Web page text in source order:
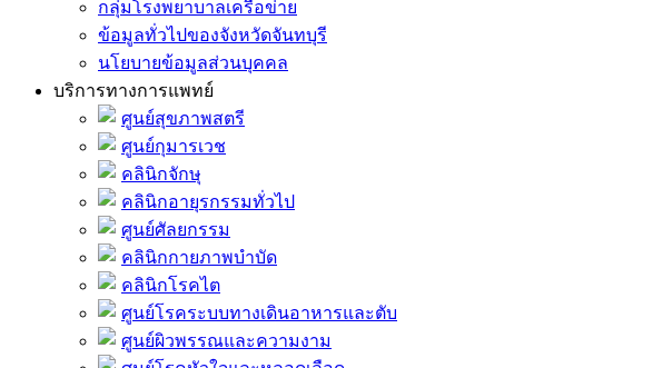
กลุ่มโรงพยาบาลเครือข่าย
ข้อมูลทั่วไปของจังหวัดจันทบุรี
นโยบายข้อมูลส่วนบุคคล
บริการทางการแพทย์
ศูนย์สุขภาพสตรี
ศูนย์กุมารเวช
คลินิกจักษุ
คลินิกอายุรกรรมทั่วไป
ศูนย์ศัลยกรรม
คลินิกกายภาพบำบัด
คลินิกโรคไต
ศูนย์โรคระบบทางเดินอาหารและตับ
ศูนย์ผิวพรรณและความงาม